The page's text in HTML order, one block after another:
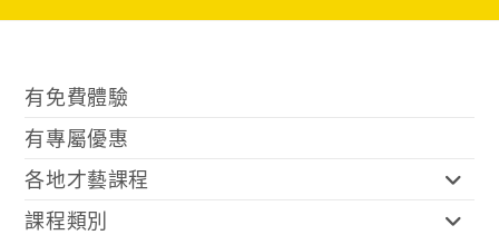
有免費體驗
有專屬優惠
各地才藝課程
課程類別